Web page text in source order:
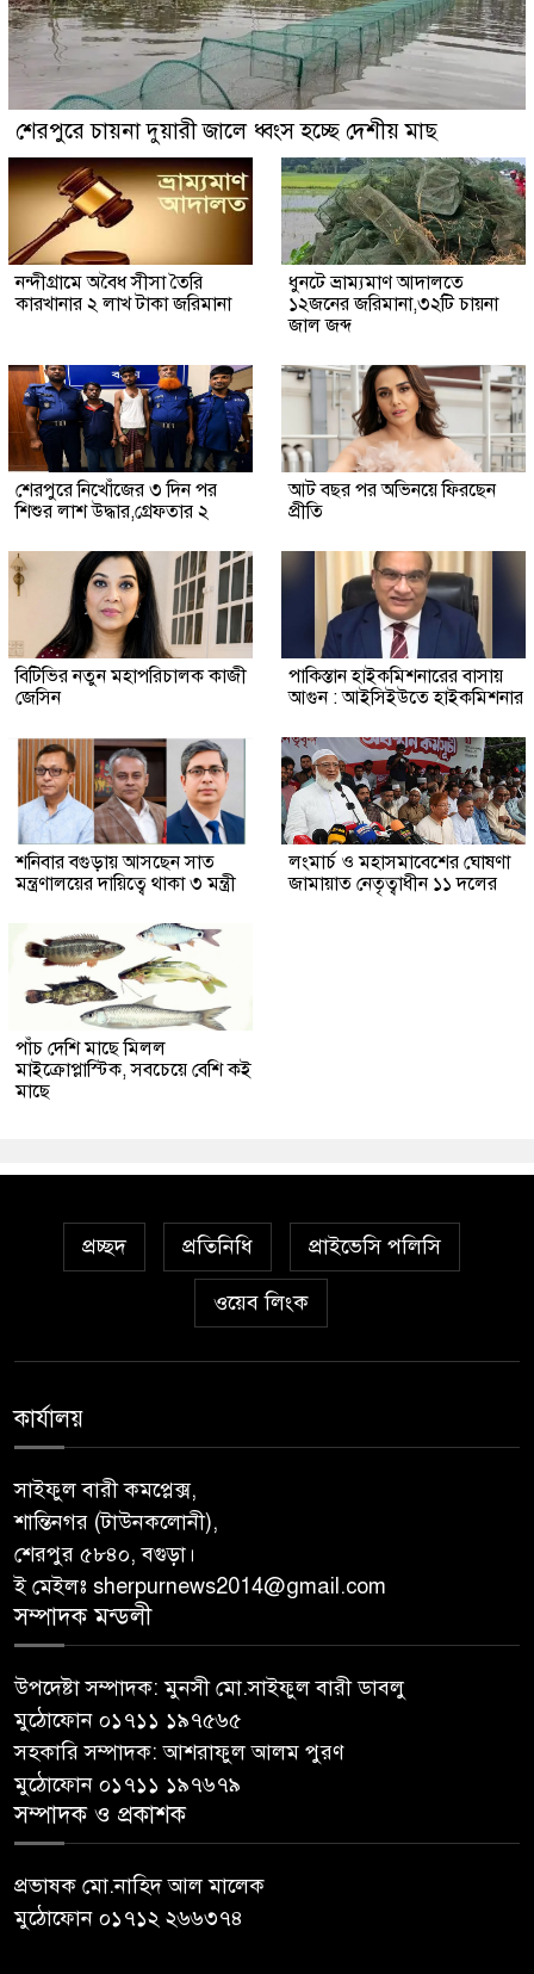
শেরপুরে চায়না দুয়ারী জালে ধ্বংস হচ্ছে দেশীয় মাছ
নন্দীগ্রামে অবৈধ সীসা তৈরি
কারখানার ২ লাখ টাকা জরিমানা
ধুনটে ভ্রাম্যমাণ আদালতে
১২জনের জরিমানা,৩২টি চায়না
জাল জব্দ
শেরপুরে নিখোঁজের ৩ দিন পর
শিশুর লাশ উদ্ধার,গ্রেফতার ২
আট বছর পর অভিনয়ে ফিরছেন
প্রীতি
বিটিভির নতুন মহাপরিচালক কাজী
জেসিন
পাকিস্তান হাইকমিশনারের বাসায়
আগুন : আইসিইউতে হাইকমিশনার
শনিবার বগুড়ায় আসছেন সাত
মন্ত্রণালয়ের দায়িত্বে থাকা ৩ মন্ত্রী
লংমার্চ ও মহাসমাবেশের ঘোষণা
জামায়াত নেতৃত্বাধীন ১১ দলের
পাঁচ দেশি মাছে মিলল
মাইক্রোপ্লাস্টিক, সবচেয়ে বেশি কই
মাছে
প্রচ্ছদ প্রতিনিধি প্রাইভেসি পলিসি
ওয়েব লিংক
কার্যালয়
সাইফুল বারী কমপ্লেক্স,
শান্তিনগর (টাউনকলোনী),
শেরপুর ৫৮৪০, বগুড়া।
ই মেইলঃ sherpurnews2014@gmail.com
সম্পাদক মন্ডলী
উপদেষ্টা সম্পাদক: মুনসী মো.সাইফুল বারী ডাবলু
মুঠোফোন ০১৭১১ ১৯৭৫৬৫
সহকারি সম্পাদক: আশরাফুল আলম পুরণ
মুঠোফোন ০১৭১১ ১৯৭৬৭৯
সম্পাদক ও প্রকাশক
প্রভাষক মো.নাহিদ আল মালেক
মুঠোফোন ০১৭১২ ২৬৬৩৭৪